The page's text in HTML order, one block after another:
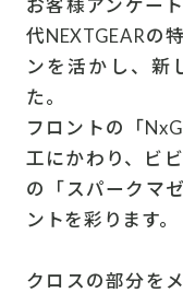
お客様アンケー
代NEXTGEARの
ンを活かし、新
た。
フロントの「
工にかわり、ビ
の「スパークマ
ントを彩ります。
クロスの部分を